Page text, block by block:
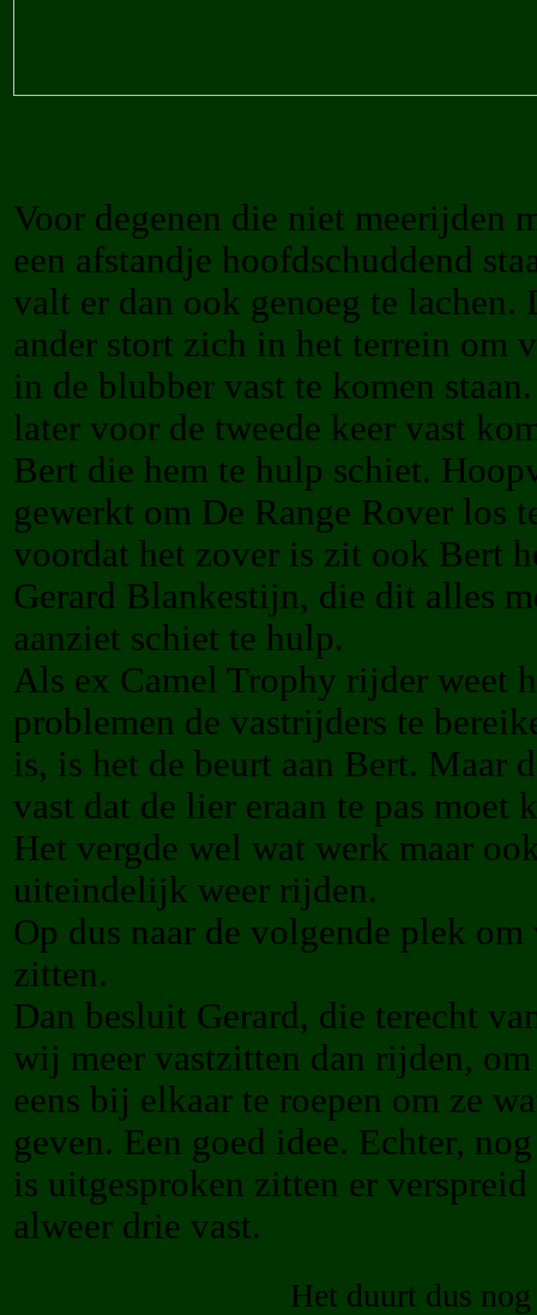
Voor degenen die niet meerijden
een afstandje hoofdschuddend
valt er dan ook genoeg te lachen.
ander stort zich in het terrein om
in de blubber vast te komen
later voor de tweede keer vast
Bert die hem te hulp schiet.
gewerkt om De Range Rover los
voordat het zover is zit ook Bert
Gerard Blankestijn, die dit alles
aanziet schiet te hulp.
Als ex Camel Trophy rijder weet
problemen de vastrijders te
is, is het de beurt aan Bert. Maar
vast dat de lier eraan te pas moet
Het vergde wel wat werk maar
uiteindelijk weer rijden.
Op dus naar de volgende plek om
zitten.
Dan besluit Gerard, die terecht
wij meer vastzitten dan rijden,
eens bij elkaar te roepen om ze
geven. Een goed idee. Echter,
is uitgesproken zitten er
alweer drie vast.
Het duurt dus